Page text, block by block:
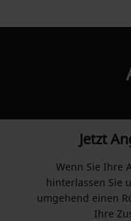
Jetzt
Wenn Sie Ihre
hinterlassen Sie
umgehend einen
Ihre